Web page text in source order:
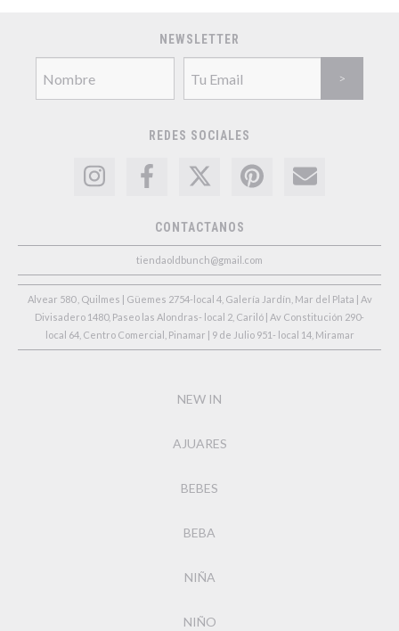
NEWSLETTER
REDES SOCIALES
CONTACTANOS
tiendaoldbunch@gmail.com
Alvear 580 , Quilmes | Güemes 2754-local 4, Galería Jardín, Mar del Plata | Av
Divisadero 1480, Paseo las Alondras- local 2, Cariló | Av Constitución 290-
local 64, Centro Comercial, Pinamar | 9 de Julio 951- local 14, Miramar
NEW IN
AJUARES
BEBES
BEBA
NIÑA
NIÑO